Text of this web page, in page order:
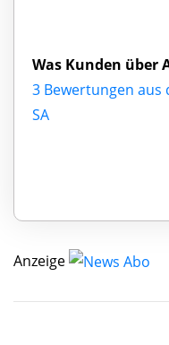
Was Kunden über
3 Bewertungen aus
SA
Anzeige